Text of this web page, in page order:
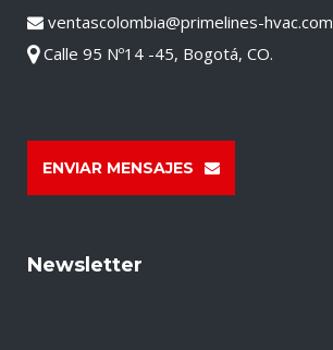
ventascolombia@primelines-hvac.com
Calle 95 Nº14 -45, Bogotá, CO.
ENVIAR MENSAJES
Newsletter